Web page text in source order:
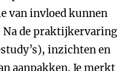
van invloed kunnen
de praktijkervaring
inzichten en
aanpakken. Je merkt